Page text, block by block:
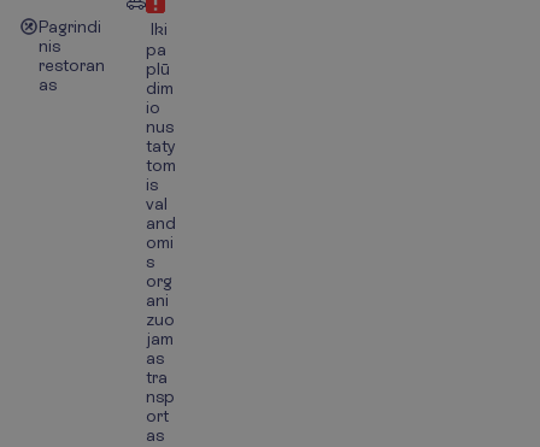
Pagrindi
nis
restoran
as
Iki
pa
plū
dim
io
nus
taty
tom
is
val
and
omi
s
org
ani
zuo
jam
as
tra
nsp
ort
as